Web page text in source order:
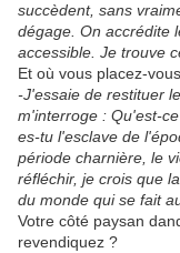
succèdent, sans
dégage. On accrédite
accessible. Je trouve
Et où vous placez-
-J'essaie de restituer
m'interroge : Qu'est-
es-tu l'esclave de
période charnière, le
réfléchir, je crois que
du monde qui se fait
Votre côté paysan
revendiquez ?